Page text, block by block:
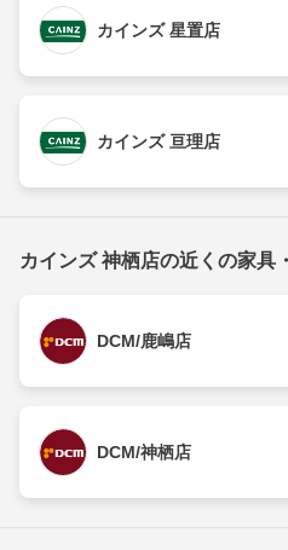
カインズ 星置店
カインズ 亘理店
カインズ 神栖店の近くの家具
DCM/鹿嶋店
DCM/神栖店